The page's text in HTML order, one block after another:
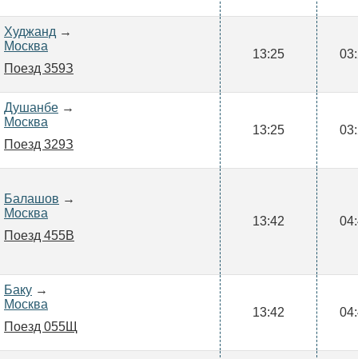
Худжанд →
Москва
Поезд 359З
13:25
Душанбе →
Москва
Поезд 329З
13:25
Балашов →
Москва
Поезд 455В
13:42
Баку →
Москва
Поезд 055Щ
13:42